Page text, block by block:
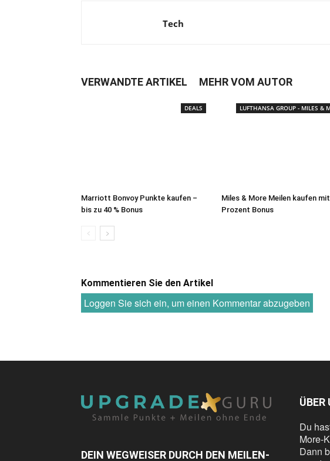
Tech
VERWANDTE ARTIKEL MEHR VOM AUTOR
DEALS
Marriott Bonvoy Punkte kaufen –
bis zu 40 % Bonus
LUFTHANSA GROUP - MILES &
Miles & More Meilen kaufen
Prozent Bonus
Kommentieren Sie den Artikel
Loggen Sie sich ein, um einen Kommentar abzugeben
DEIN WEGWEISER DURCH DEN MEILEN-
ÜBER
Du
More-
Dann